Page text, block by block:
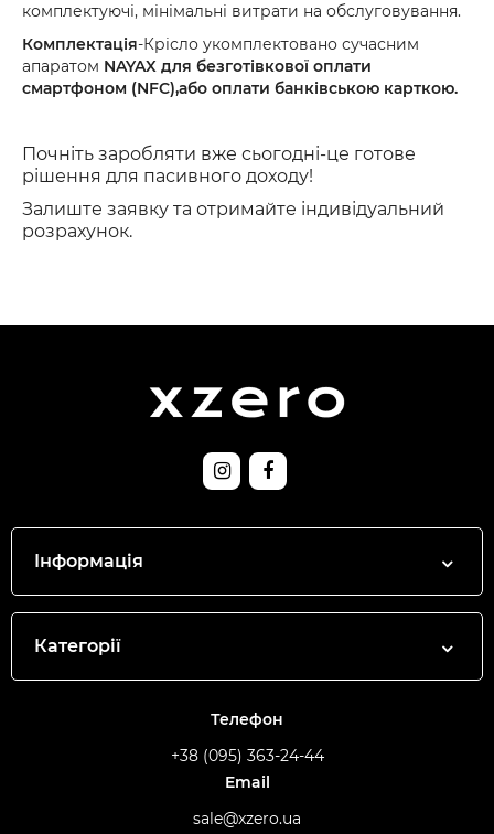
комплектуючі, мінімальні витрати на обслуговування.
Комплектація-Крісло укомплектовано сучасним
апаратом NAYAX для безготівкової оплати
смартфоном (NFC),або оплати банківською карткою.
Почніть заробляти вже сьогодні-це готове
рішення для пасивного доходу!
Залиште заявку та отримайте індивідуальний
розрахунок.
Інформація
Категорії
Телефон
+38 (095) 363-24-44
Email
sale@xzero.ua